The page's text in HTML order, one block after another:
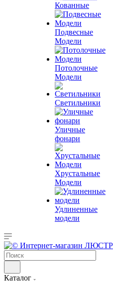
Кованные
Подвесные
Модели
Потолочные
Модели
Светильники
Уличные
фонари
Хрустальные
Модели
Удлиненные
модели
Каталог